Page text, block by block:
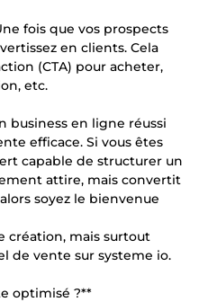
fois que vos prospects
en clients. Cela
(CTA) pour acheter,
etc.
business en ligne réussi
efficace. Si vous êtes
capable de structurer un
attire, mais convertit
soyez le bienvenue
création, mais surtout
de vente sur systeme io.
optimisé ?**